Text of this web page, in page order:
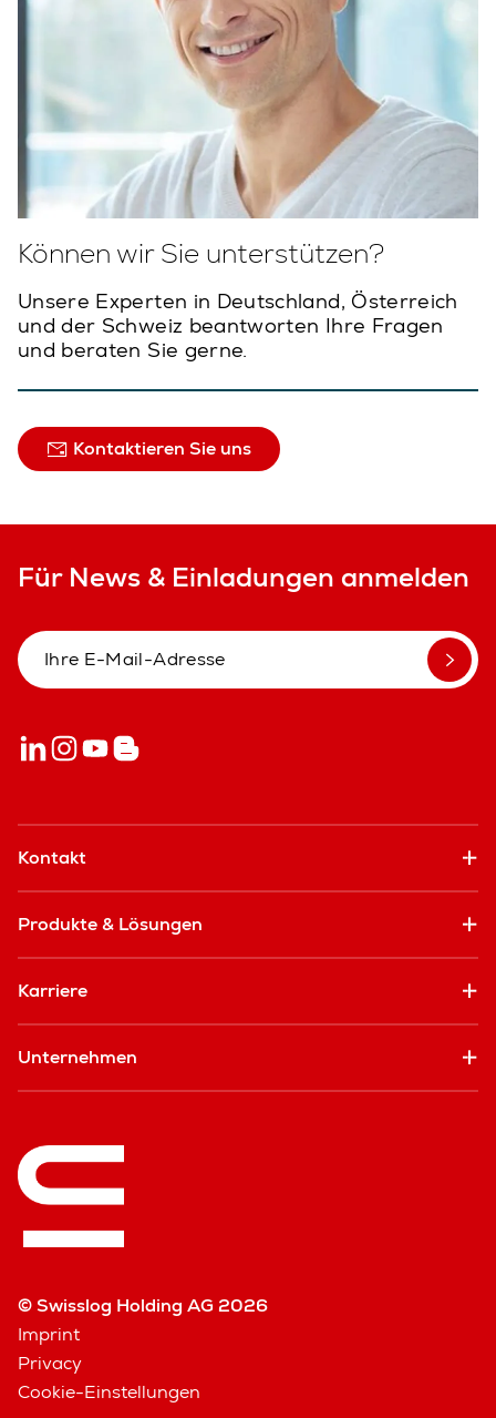
Können wir Sie unterstützen?
Unsere Experten in Deutschland, Österreich
und der Schweiz beantworten Ihre Fragen
und beraten Sie gerne.
Kontaktieren Sie uns
Für News & Einladungen anmelden
Kontakt
Produkte & Lösungen
Karriere
Unternehmen
© Swisslog Holding AG 2026
Imprint
Privacy
Cookie-Einstellungen